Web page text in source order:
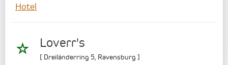
Hotel
Loverr's
[ Dreiländerring 5 Ravensburg ]